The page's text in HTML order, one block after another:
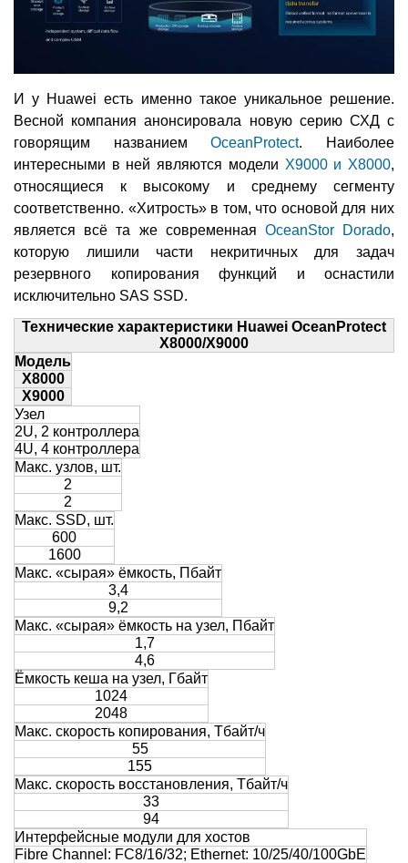
И у Huawei есть именно такое уникальное решение.
Весной компания анонсировала новую серию СХД с
говорящим названиемOceanProtect. Наиболее
интересными в ней являются модели X9000 и X8000,
относящиеся к высокому и среднему сегменту
соответственно. «Хитрость» в том, что основой для них
является всё та же современная OceanStor Dorado,
которую лишили части некритичных для задач
резервного копирования функций и оснастили
исключительно SAS SSD.
Технические характеристики Huawei OceanProtect
X8000/X9000
Модель
X8000
X9000
Узел
2U, 2 контроллера
4U, 4 контроллера
Макс. узлов, шт.
2
2
Макс. SSD, шт.
600
1600
Макс. «сырая» ёмкость, Пбайт
3,4
9,2
Макс. «сырая» ёмкость на узел, Пбайт
1,7
4,6
Ёмкость кеша на узел, Гбайт
1024
2048
Макс. скорость копирования, Тбайт/ч
55
155
Макс. скорость восстановления, Тбайт/ч
33
94
Интерфейсные модули для хостов
Fibre Channel: FC8/16/32; Ethernet: 10/25/40/100GbE